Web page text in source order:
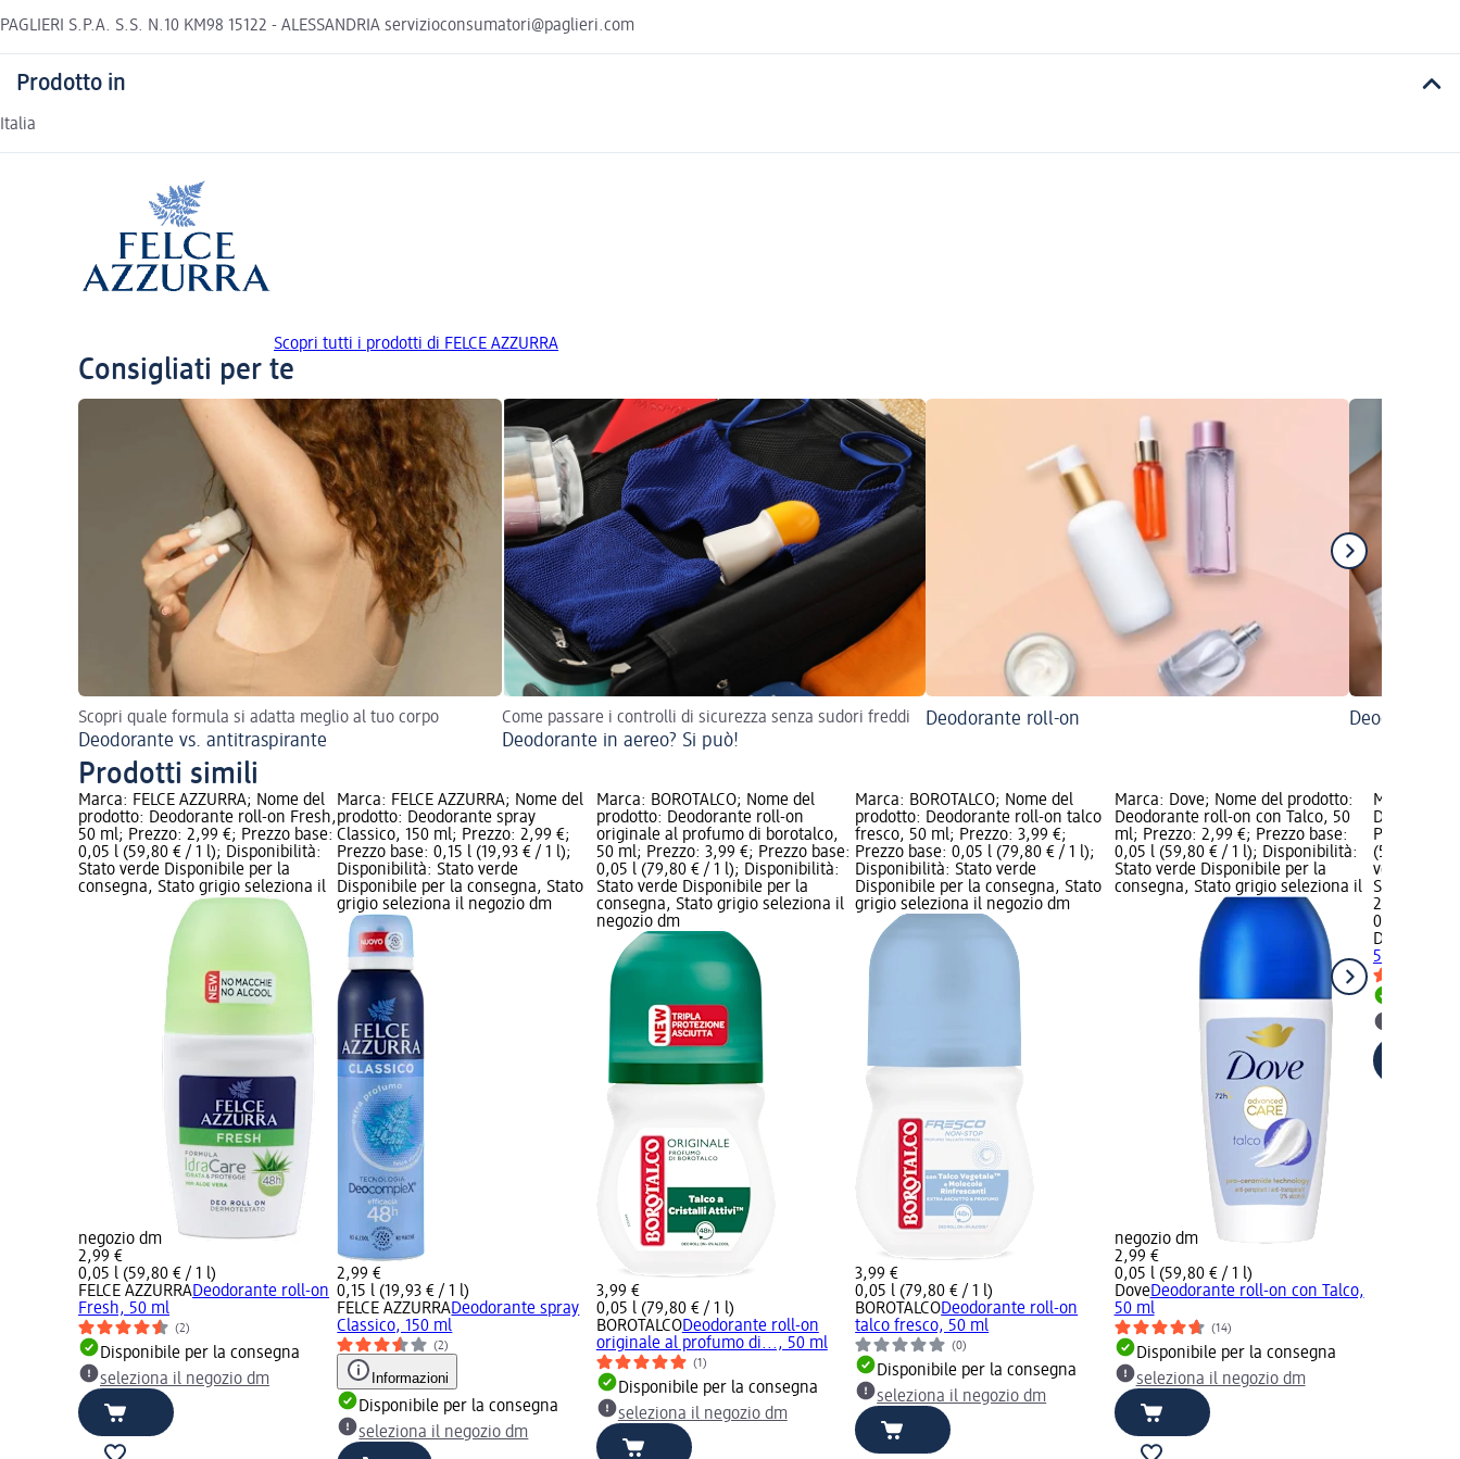
PAGLIERI S.P.A. S.S. N.10 KM98 15122 - ALESSANDRIA servizioconsumatori@paglieri.com
Prodotto in
Italia
Scopri tutti i prodotti di FELCE AZZURRA
Consigliati per te
Scopri quale formula si adatta meglio al tuo corpo
Deodorante vs. antitraspirante
Come passare i controlli di sicurezza senza sudori freddi
Deodorante in aereo? Si può!
Deodorante roll-on Deodorante
Prodotti simili
Marca: FELCE AZZURRA; Nome del
prodotto: Deodorante roll-on Fresh,
50 ml; Prezzo: 2,99 €; Prezzo base:
0,05 l (59,80 € / 1 l); Disponibilità:
Stato verde Disponibile per la
consegna, Stato grigio seleziona il
negozio dm
2,99 €
0,05 l (59,80 € / 1 l)
FELCE AZZURRADeodorante roll-on
Fresh, 50 ml
(2)
Disponibile per la consegna
seleziona il negozio dm
Marca: FELCE AZZURRA; Nome del
prodotto: Deodorante spray
Classico, 150 ml; Prezzo: 2,99 €;
Prezzo base: 0,15 l (19,93 € / 1 l);
Disponibilità: Stato verde
Disponibile per la consegna, Stato
grigio seleziona il negozio dm
2,99 €
0,15 l (19,93 € / 1 l)
FELCE AZZURRADeodorante spray
Classico, 150 ml
(2)
Informazioni
Disponibile per la consegna
seleziona il negozio dm
Marca: BOROTALCO; Nome del
prodotto: Deodorante roll-on
originale al profumo di borotalco,
50 ml; Prezzo: 3,99 €; Prezzo base:
0,05 l (79,80 € / 1 l); Disponibilità:
Stato verde Disponibile per la
consegna, Stato grigio seleziona il
negozio dm
3,99 €
0,05 l (79,80 € / 1 l)
BOROTALCODeodorante roll-on
originale al profumo di..., 50 ml
(1)
Disponibile per la consegna
seleziona il negozio dm
Marca: BOROTALCO; Nome del
prodotto: Deodorante roll-on talco
fresco, 50 ml; Prezzo: 3,99 €;
Prezzo base: 0,05 l (79,80 € / 1 l);
Disponibilità: Stato verde
Disponibile per la consegna, Stato
grigio seleziona il negozio dm
3,99 €
0,05 l (79,80 € / 1 l)
BOROTALCODeodorante roll-on
talco fresco, 50 ml
(0)
Disponibile per la consegna
seleziona il negozio dm
Marca: Dove; Nome del prodotto:
Deodorante roll-on con Talco, 50
ml; Prezzo: 2,99 €; Prezzo base:
0,05 l (59,80 € / 1 l); Disponibilità:
Stato verde Disponibile per la
consegna, Stato grigio seleziona il
negozio dm
2,99 €
0,05 l (59,80 € / 1 l)
DoveDeodorante roll-on con Talco,
50 ml
(14)
Disponibile per la consegna
seleziona il negozio dm
Marca:
Prezzo:
(59,80 € /
verde
Stato
2,99 €
0,05 l
Dove
50 ml